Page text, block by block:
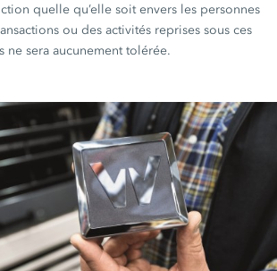
quelle qu’elle soit envers les personnes
ou des activités reprises sous ces
ne sera aucunement tolérée.